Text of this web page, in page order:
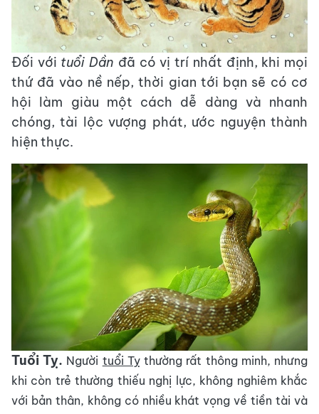
Đối với tuổi Dần đã có vị trí nhất định, khi mọi
thứ đã vào nề nếp, thời gian tới bạn sẽ có cơ
hội làm giàu một cách dễ dàng và nhanh
chóng, tài lộc vượng phát, ước nguyện thành
hiện thực.
Tuổi Tỵ. Người tuổi Tỵthường rất thông minh, nhưng
khi còn trẻ thường thiếu nghị lực, không nghiêm khắc
với bản thân, không có nhiều khát vọng về tiền tài và